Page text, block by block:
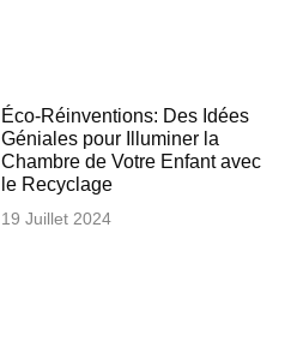
Éco-Réinventions: Des Idées
Géniales pour Illuminer la
Chambre de Votre Enfant avec
le Recyclage
19 Juillet 2024